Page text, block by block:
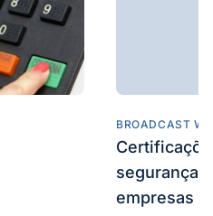
BROADCAST
segurança
empresas